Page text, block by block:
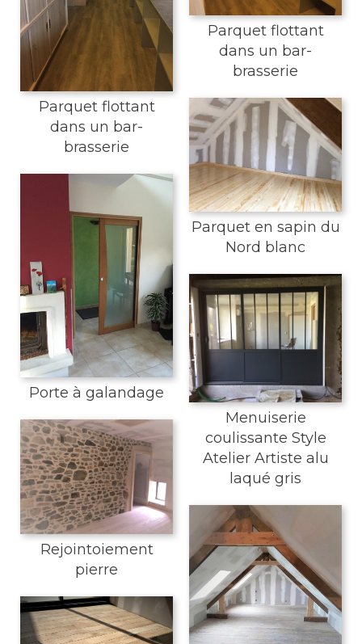
Parquet flottant
dans un bar-
brasserie
Parquet flottant
dans un bar-
brasserie
Parquet en sapin du
Nord blanc
Porte à galandage
Menuiserie
coulissante Style
Atelier Artiste alu
laqué gris
Rejointoiement
pierre